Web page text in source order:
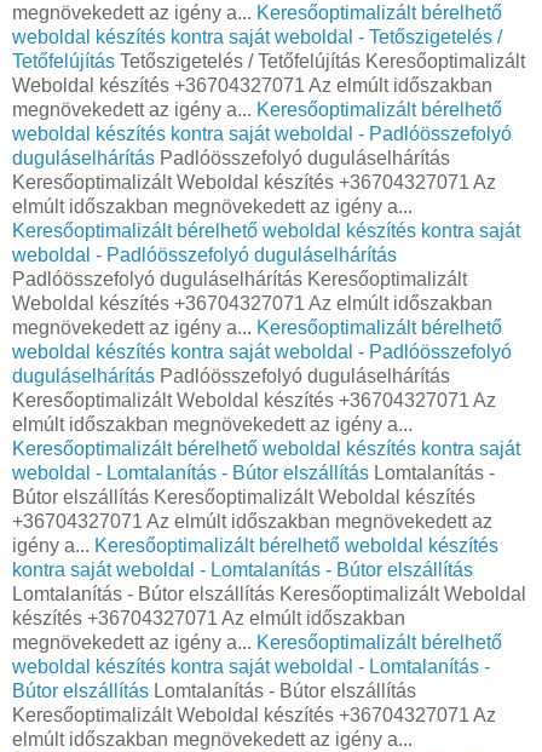
megnövekedett az igény a... Keresőoptimalizált bérelhető
weboldal készítés kontra saját weboldal - Tetőszigetelés /
Tetőfelújítás Tetőszigetelés / Tetőfelújítás Keresőoptimalizált
Weboldal készítés +36704327071 Az elmúlt időszakban
megnövekedett az igény a... Keresőoptimalizált bérelhető
weboldal készítés kontra saját weboldal - Padlóösszefolyó
duguláselhárítás Padlóösszefolyó duguláselhárítás
Keresőoptimalizált Weboldal készítés +36704327071 Az
elmúlt időszakban megnövekedett az igény a...
Keresőoptimalizált bérelhető weboldal készítés kontra saját
weboldal - Padlóösszefolyó duguláselhárítás
Padlóösszefolyó duguláselhárítás Keresőoptimalizált
Weboldal készítés +36704327071 Az elmúlt időszakban
megnövekedett az igény a... Keresőoptimalizált bérelhető
weboldal készítés kontra saját weboldal - Padlóösszefolyó
duguláselhárítás Padlóösszefolyó duguláselhárítás
Keresőoptimalizált Weboldal készítés +36704327071 Az
elmúlt időszakban megnövekedett az igény a...
Keresőoptimalizált bérelhető weboldal készítés kontra saját
weboldal - Lomtalanítás - Bútor elszállítás Lomtalanítás -
Bútor elszállítás Keresőoptimalizált Weboldal készítés
+36704327071 Az elmúlt időszakban megnövekedett az
igény a... Keresőoptimalizált bérelhető weboldal készítés
kontra saját weboldal - Lomtalanítás - Bútor elszállítás
Lomtalanítás - Bútor elszállítás Keresőoptimalizált Weboldal
készítés +36704327071 Az elmúlt időszakban
megnövekedett az igény a... Keresőoptimalizált bérelhető
weboldal készítés kontra saját weboldal - Lomtalanítás -
Bútor elszállítás Lomtalanítás - Bútor elszállítás
Keresőoptimalizált Weboldal készítés +36704327071 Az
elmúlt időszakban megnövekedett az igény a...